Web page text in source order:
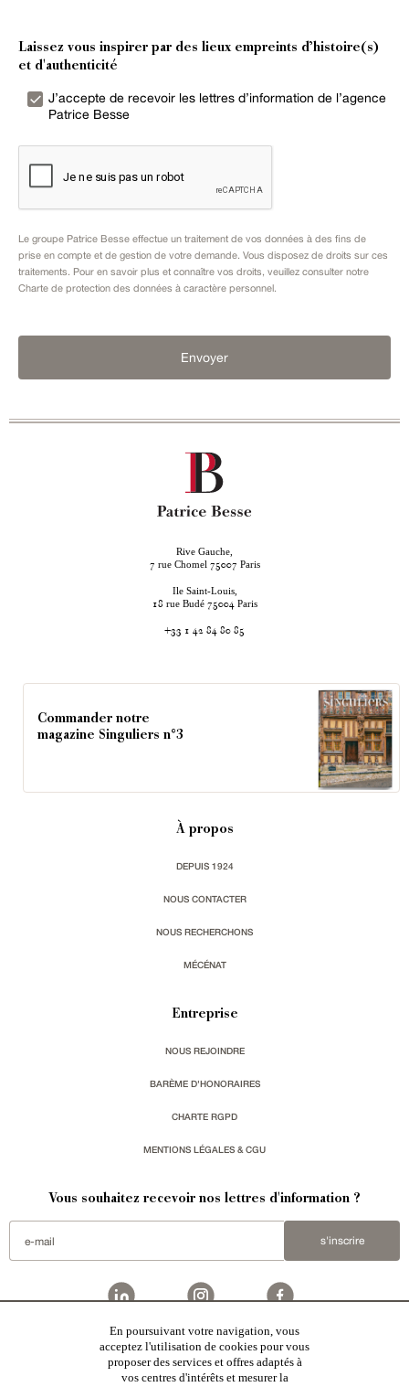
Laissez vous inspirer par des lieux empreints d’histoire(s)
et d'authenticité
J’accepte de recevoir les lettres d’information de l’agence
Patrice Besse
Le groupe Patrice Besse effectue un traitement de vos données à des fins de
prise en compte et de gestion de votre demande. Vous disposez de droits sur ces
traitements. Pour en savoir plus et connaître vos droits, veuillez consulter notre
Charte de protection des données à caractère personnel .
Envoyer
Rive Gauche,
7 rue Chomel 75007 Paris
Ile Saint-Louis,
18 rue Budé 75004 Paris
+33 1 42 84 80 85
Commander notre
magazine Singuliers n°3
À propos
DEPUIS 1924
NOUS CONTACTER
NOUS RECHERCHONS
MÉCÉNAT
Entreprise
NOUS REJOINDRE
BARÈME D'HONORAIRES
CHARTE RGPD
MENTIONS LÉGALES & CGU
Vous souhaitez recevoir nos lettres d'information ?
s'inscrire
Patrice Besse est une agence immobilière basée à Paris, ayant créé un réseau national spécialisé
dans la vente de bâtiments de caractère:
demeures & maisons
appartements,Architecture du 20ème S.,monuments historiques
mas & corps de ferme,maisons de village,chalets
forêts et terres agricoles,biens avec vue sur mer,patrimoine industriel
En poursuivant votre navigation, vous
acceptez l'utilisation de cookies pour vous
proposer des services et offres adaptés à
vos centres d'intérêts et mesurer la